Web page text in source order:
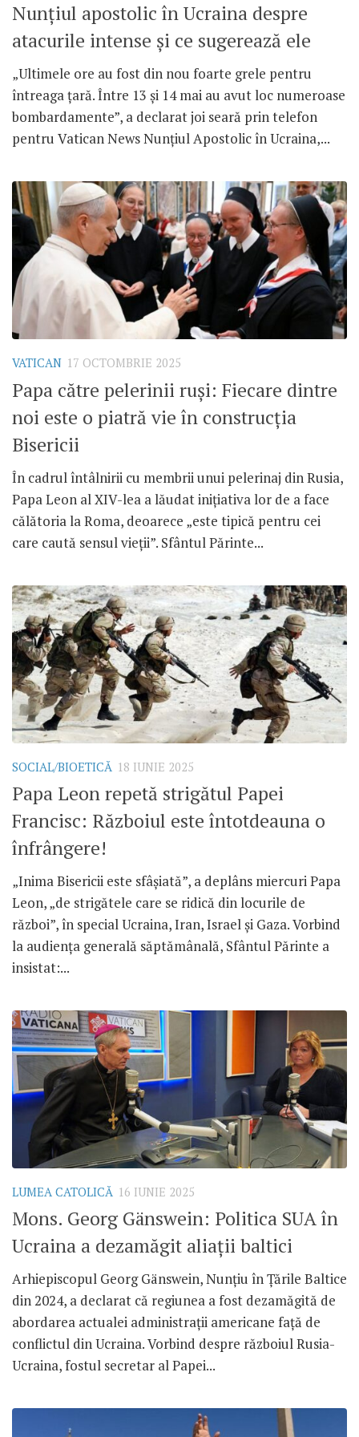
Nunțiul apostolic în Ucraina despre
atacurile intense și ce sugerează ele
„Ultimele ore au fost din nou foarte grele pentru
întreaga țară. Între 13 și 14 mai au avut loc numeroase
bombardamente”, a declarat joi seară prin telefon
pentru Vatican News Nunțiul Apostolic în Ucraina,...
VATICAN 17 OCTOMBRIE 2025
Papa către pelerinii ruși: Fiecare dintre
noi este o piatră vie în construcția
Bisericii
În cadrul întâlnirii cu membrii unui pelerinaj din Rusia,
Papa Leon al XIV-lea a lăudat inițiativa lor de a face
călătoria la Roma, deoarece „este tipică pentru cei
care caută sensul vieții”. Sfântul Părinte...
SOCIAL/BIOETICĂ 18 IUNIE 2025
Papa Leon repetă strigătul Papei
Francisc: Războiul este întotdeauna o
înfrângere!
„Inima Bisericii este sfâșiată”, a deplâns miercuri Papa
Leon, „de strigătele care se ridică din locurile de
război”, în special Ucraina, Iran, Israel și Gaza. Vorbind
la audiența generală săptămânală, Sfântul Părinte a
insistat:...
LUMEA CATOLICĂ 16 IUNIE 2025
Mons. Georg Gänswein: Politica SUA în
Ucraina a dezamăgit aliații baltici
Arhiepiscopul Georg Gänswein, Nunțiu în Țările Baltice
din 2024, a declarat că regiunea a fost dezamăgită de
abordarea actualei administrații americane față de
conflictul din Ucraina. Vorbind despre războiul Rusia-
Ucraina, fostul secretar al Papei...